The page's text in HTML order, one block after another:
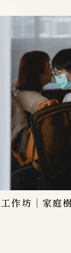
作坊｜家庭